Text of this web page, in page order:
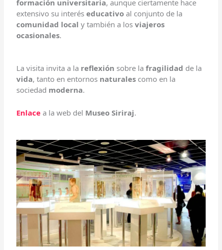
formación universitaria, aunque ciertamente hace
extensivo su interéseducativo al conjunto de la
comunidad local y también a losviajeros
ocasionales.
La visita invita a la reflexión sobre lafragilidad de la
vida, tanto en entornos naturales como en la
sociedad moderna.
Enlace a la web del Museo Siriraj.